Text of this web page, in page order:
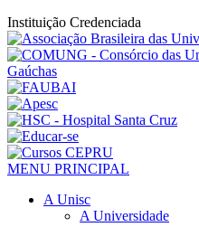
Instituição Credenciada
MENU PRINCIPAL
A Unisc
A Universidade